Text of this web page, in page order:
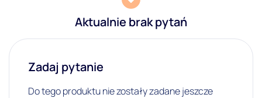
Aktualnie brak pytań
Zadaj pytanie
Do tego produktu nie zostały zadane jeszcze